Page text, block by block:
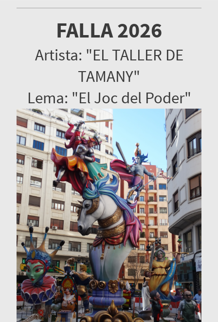
FALLA 2026
Artista: "EL TALLER DE
TAMANY"
Lema: "El Joc del Poder"